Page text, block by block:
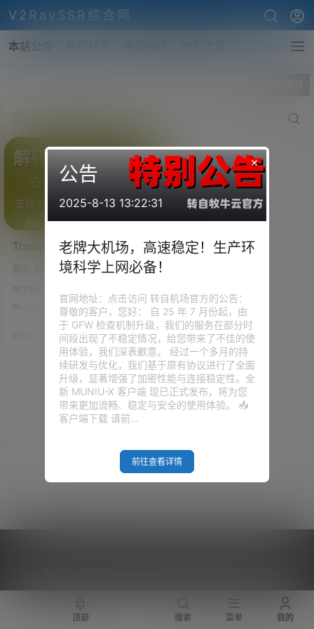
V2RaySSR综合网
本站公告
Trojan解锁奈飞
（NetFlix）、葫芦
（HuLu）、HBO等流媒体视
讯网站！实现DNS分流！
VPS解锁流媒体网站！全平
台VPS通用！
前言 如何解锁奈飞、奈非、NetF
播放？ 作者在1月5日的博客中详
细描述了V2RAY怎么解锁NetFlix
（奈飞）、HuLu（葫芦）、HBO
等主流流媒体的播放，现在看
来，似乎有更好的方法可以实现
这些流媒体网站的流量分流及解
锁！ 今天以Trojan服务为例，来
详细为大家讲解一下如何解锁视
讯网站的播放！ 本教程适用全平
台的VPS、各种方式搭建的代理
（SS\SSR\…
0
V2raySSR综合网 20年4月14日
×
公告
2025-8-13 13:22:31
老牌大机场，高速稳定！生产环
境科学上网必备！
官网地址：点击访问 转自机场官方的公告：
尊敬的客户，您好： 自 25 年 7 月份起，由
于 GFW 检查机制升级，我们的服务在部分时
间段出现了不稳定情况，给您带来了不佳的使
用体验，我们深表歉意。 经过一个多月的持
续研发与优化，我们基于原有协议进行了全面
升级，显著增强了加密性能与连接稳定性。全
新 MUNIU-X 客户端 现已正式发布，将为您
带来更加流畅、稳定与安全的使用体验。 📥
客户端下载 请前…
前往查看详情
顶部 搜索 菜单 我的